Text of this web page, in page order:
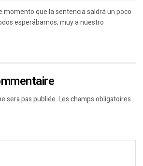
momento que la sentencia saldrá un poco
esperábamos, muy a nuestro
sera pas publiée.Les champs obligatoires